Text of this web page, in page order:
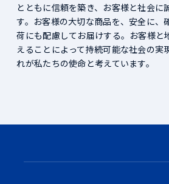
とともに信頼を築き、お客様と社会に
す。お客様の大切な商品を、安全に、
荷にも配慮してお届けする。お客様と
えることによって持続可能な社会の実
れが私たちの使命と考えています。